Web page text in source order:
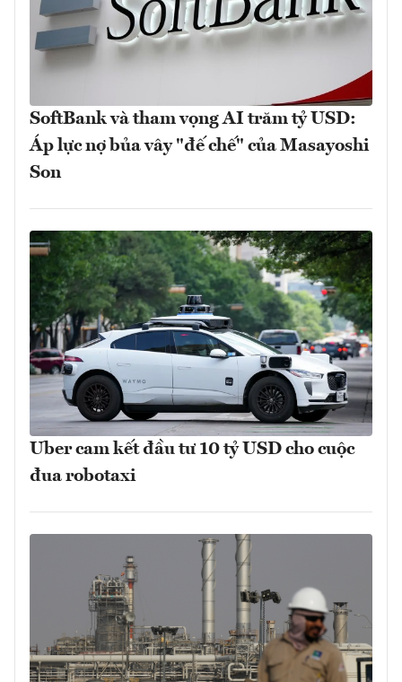
SoftBank và tham vọng AI trăm tỷ USD:
Áp lực nợ bủa vây "đế chế" của Masayoshi
Son
Uber cam kết đầu tư 10 tỷ USD cho cuộc
đua robotaxi